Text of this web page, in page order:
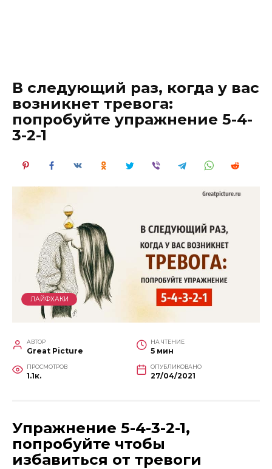
В следующий раз, когда у вас
возникнет тревога:
попробуйте упражнение 5-4-
3-2-1
ЛАЙФХАКИ
АВТОР
Great Picture
НА ЧТЕНИЕ
5 мин
ПРОСМОТРОВ
1.1к.
ОПУБЛИКОВАНО
27/04/2021
Упражнение 5-4-3-2-1,
попробуйте чтобы
избавиться от тревоги